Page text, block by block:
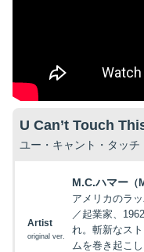
U Can’t Touch
ユー・キャント・タッチ
Artist
original ver.
M.C.ハマー（
アメリカのラ
／起業家、
れ。斬新なス
ムを巻き起こ